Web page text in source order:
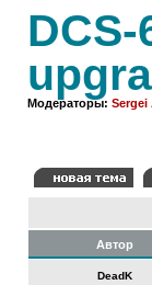
Модераторы: Sergei
Автор
DeadK